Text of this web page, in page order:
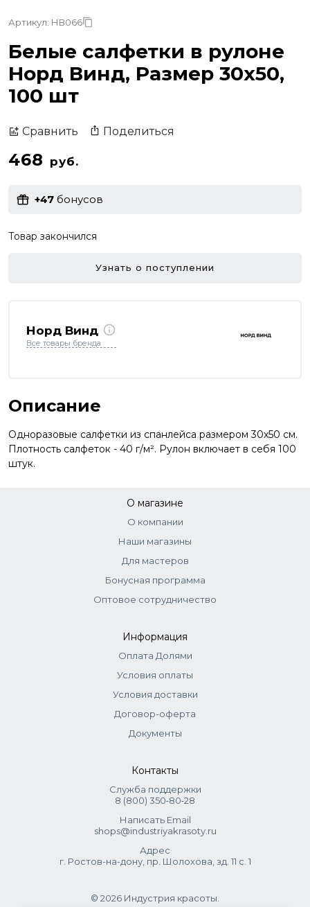
Артикул: НВ066
Белые салфетки в рулоне
Норд Винд, Размер 30х50,
100 шт
Сравнить Поделиться
468 руб.
+47 бонусов
Товар закончился
Узнать о поступлении
Норд Винд
Все товары бренда
Описание
Одноразовые салфетки из спанлейса размером 30х50 см.
Плотность салфеток - 40 г/м². Рулон включает в себя 100
штук.
О магазине
О компании
Наши магазины
Для мастеров
Бонусная программа
Оптовое сотрудничество
Информация
Оплата Долями
Условия оплаты
Условия доставки
Договор-оферта
Документы
Контакты
Служба поддержки
8 (800) 350‑80‑28
Написать Email
shops@industriyakrasoty.ru
Адрес
г. Ростов-на-дону, пр. Шолохова, зд. 11 с. 1
© 2026 Индустрия красоты.